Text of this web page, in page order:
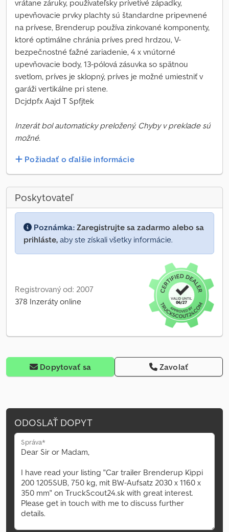
vrátane záruky, používateľsky prívetivé západky,
upevňovacie prvky plachty sú štandardne pripevnené
na prívese, Brenderup používa zinkované komponenty,
ktoré optimálne chránia príves pred hrdzou, V-
bezpečnostné ťažné zariadenie, 4 x vnútorné
upevňovacie body, 13-pólová zásuvka so spätnou
svetlom, príves je sklopný, príves je možné umiestniť v
garáži vertikálne pri stene.
Dcjdpfx Aajd T Spfjtek
Inzerát bol automaticky preložený. Chyby v preklade sú
možné.
Požiadať o ďalšie informácie
Poskytovateľ
Poznámka: Zaregistrujte sa zadarmo alebo sa
prihláste, aby ste získali všetky informácie.
Registrovaný od: 2007
378 Inzeráty online
Dopytovať sa Zavolať
ODOSLAŤ DOPYT
Správa*